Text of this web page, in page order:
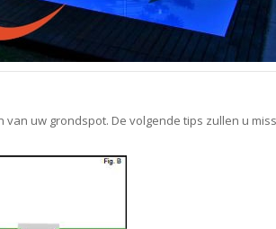
uw grondspot. De volgende tips zullen u